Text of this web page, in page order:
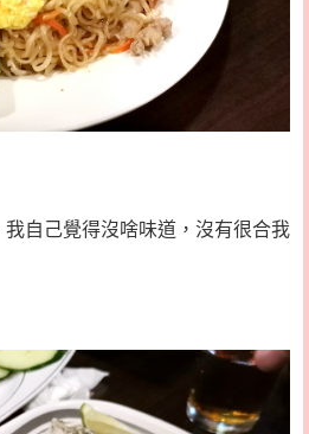
自己覺得沒啥味道，沒有很合我